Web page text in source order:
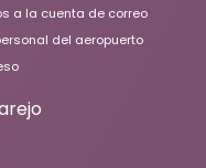
a la cuenta de correo
del aeropuerto